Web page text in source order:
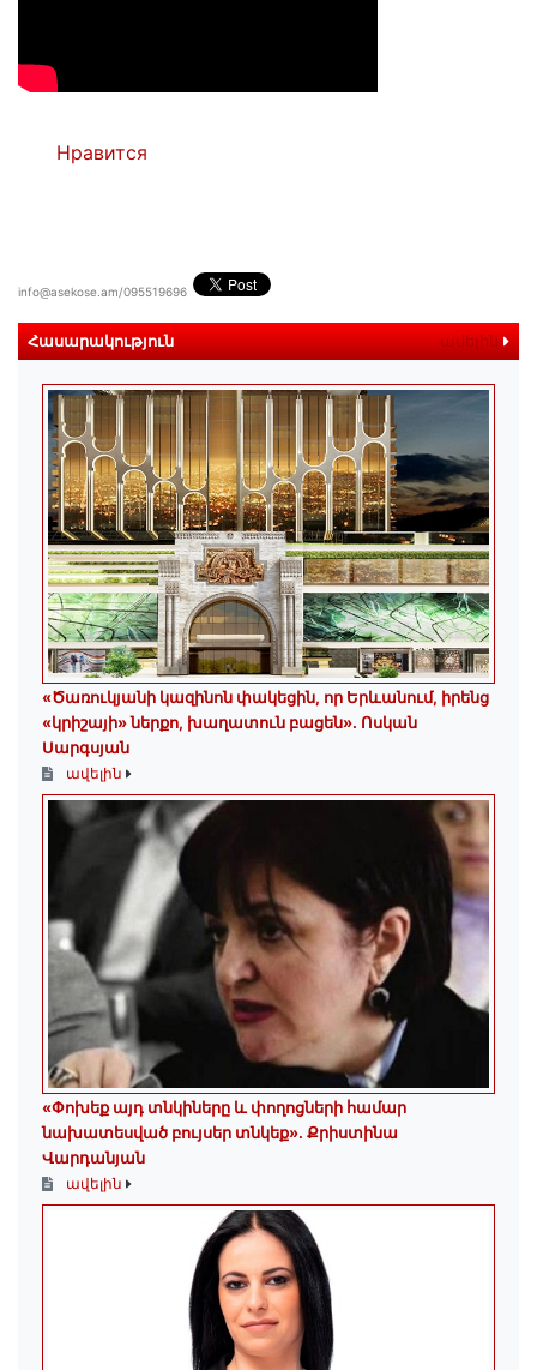
Нравится
info@asekose.am/095519696
Հասարակություն ավելին
«Ծառուկյանի կազինոն փակեցին, որ Երևանում, իրենց
«կրիշայի» ներքո, խաղատուն բացեն»․ Ոսկան
Սարգսյան
ավելին
«Փոխեք այդ տնկիները և փողոցների համար
նախատեսված բույսեր տնկեք». Քրիստինա
Վարդանյան
ավելին